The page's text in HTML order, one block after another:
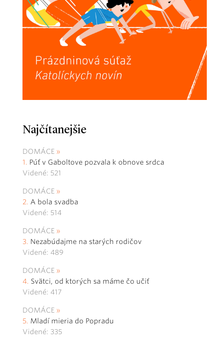
Najčítanejšie
DOMÁCE
Púť v Gaboltove pozvala k obnove srdca
Videné: 521
DOMÁCE
A bola svadba
Videné: 514
DOMÁCE
Nezabúdajme na starých rodičov
Videné: 489
DOMÁCE
Svätci, od ktorých sa máme čo učiť
Videné: 417
DOMÁCE
Mladí mieria do Popradu
Videné: 335